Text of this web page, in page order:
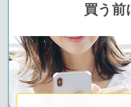
買う前